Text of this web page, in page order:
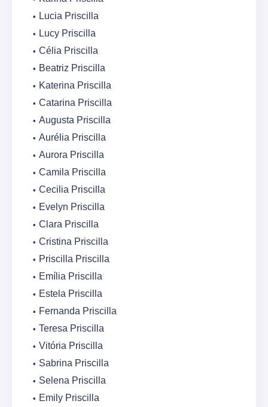
Lucia Priscilla
Lucy Priscilla
Célia Priscilla
Beatriz Priscilla
Katerina Priscilla
Catarina Priscilla
Augusta Priscilla
Aurélia Priscilla
Aurora Priscilla
Camila Priscilla
Cecilia Priscilla
Evelyn Priscilla
Clara Priscilla
Cristina Priscilla
Priscilla Priscilla
Emília Priscilla
Estela Priscilla
Fernanda Priscilla
Teresa Priscilla
Vitória Priscilla
Sabrina Priscilla
Selena Priscilla
Emily Priscilla